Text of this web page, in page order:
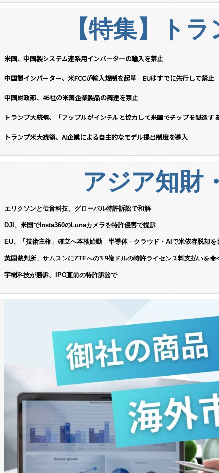
【特集】ト
米国、中国製システム連系用インバーターの輸入を禁止
中国製インバーター、米FCCが輸入規制を起草 EUはすでに先行して禁止
中国財政部、46社の米国企業製品の調達を禁止
トランプ大統領、「アップルがインテルと協力して米国でチップを製造す
トランプ米大統領、AI企業による自主的なモデル提出制度を導入
アジア知財
エリクソンと伝音科技、グローバル特許訴訟で和解
DJI、米国でInsta360のLunaカメラを特許侵害で提訴
EU、「技術主権」確立へ本格始動 半導体・クラウド・AIで米依存脱却を
英国裁判所、サムスンにZTEへの3.9億ドルの特許ライセンス料支払いを命
宇樹科技が勝訴、IPO直前の特許訴訟で